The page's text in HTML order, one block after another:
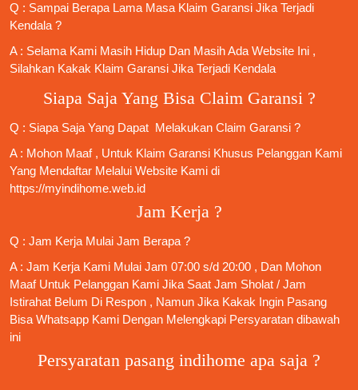
Q : Sampai Berapa Lama Masa Klaim Garansi Jika Terjadi
Kendala ?
A : Selama Kami Masih Hidup Dan Masih Ada Website Ini ,
Silahkan Kakak Klaim Garansi Jika Terjadi Kendala
Siapa Saja Yang Bisa Claim Garansi ?
Q : Siapa Saja Yang Dapat Melakukan Claim Garansi ?
A : Mohon Maaf , Untuk Klaim Garansi Khusus Pelanggan Kami
Yang Mendaftar Melalui Website Kami di
https://myindihome.web.id
Jam Kerja ?
Q : Jam Kerja Mulai Jam Berapa ?
A : Jam Kerja Kami Mulai Jam 07:00 s/d 20:00 , Dan Mohon
Maaf Untuk Pelanggan Kami Jika Saat Jam Sholat / Jam
Istirahat Belum Di Respon , Namun Jika Kakak Ingin Pasang
Bisa Whatsapp Kami Dengan Melengkapi Persyaratan dibawah
ini
Persyaratan pasang indihome apa saja ?